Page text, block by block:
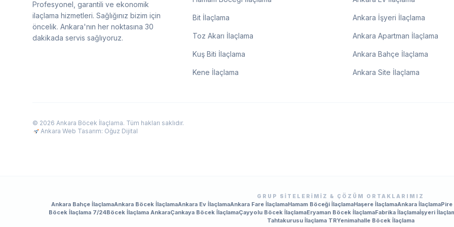
Profesyonel, garantili ve ekonomik
ilaçlama hizmetleri. Sağlığınız bizim için
öncelik. Ankara'nın her noktasına 30
dakikada servis sağlıyoruz.
Bit İlaçlama
Toz Akarı İlaçlama
Kuş Biti İlaçlama
Kene İlaçlama
Ankara İşyeri İlaçlama
Ankara Apartman İlaçlama
Ankara Bahçe İlaçlama
Ankara Site İlaçlama
© 2026 Ankara Böcek İlaçlama. Tüm hakları saklıdır.
Ankara Web Tasarım: Oğuz Dijital
GRUP SITELERIMIZ & ÇÖZÜM ORTAKLARIMIZ
Ankara Bahçe İlaçlamaAnkara Böcek İlaçlamaAnkara Ev İlaçlamaAnkara Fare İlaçlamaHamam Böceği İlaçlamaHaşere İlaçlamaAnkara İlaçlamaPire
Böcek İlaçlama 7/24Böcek İlaçlama AnkaraÇankaya Böcek İlaçlamaÇayyolu Böcek İlaçlamaEryaman Böcek İlaçlamaFabrika İlaçlamaİşyeri
Tahtakurusu İlaçlama TRYenimahalle Böcek İlaçlama